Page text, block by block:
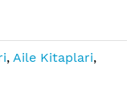
, Aile Kitaplari,